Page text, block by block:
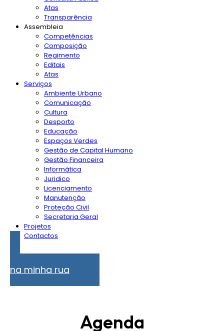
Atas
Transparência
Assembleia
Competências
Composição
Regimento
Editais
Atas
Serviços
Ambiente Urbano
Comunicação
Cultura
Desporto
Educação
Espaços Verdes
Gestão de Capital Humano
Gestão Financeira
Informática
Juridico
Licenciamento
Manutenção
Proteção Civil
Secretaria Geral
Projetos
Contactos
na minha rua
Agenda